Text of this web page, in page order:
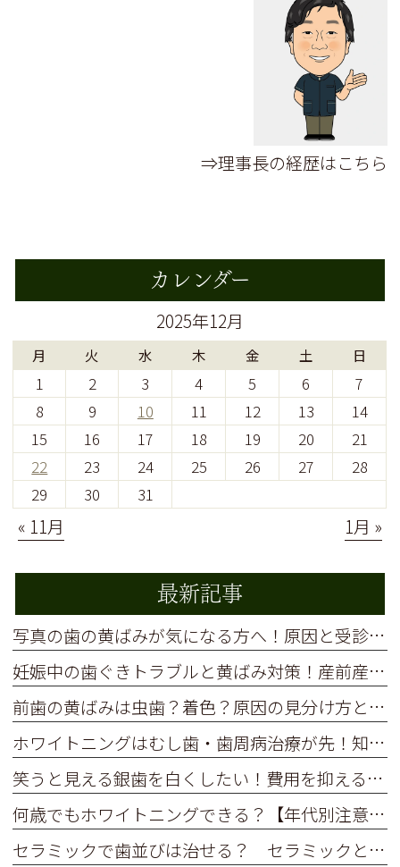
⇒理事長の経歴はこちら
カレンダー
2025年12月
月 火 水 木 金 土 日
1 2 3 4 5 6
7
8
9 10 11 12 13
14
15
16 17 18 19 20
21
22
23 24 25 26 27
28
29
30 31
« 11月 1月 »
最新記事
写真の歯の黄ばみが気になる方へ！原因と受診前の準備を解説
妊娠中の歯ぐきトラブルと黄ばみ対策！産前産後に受けるべき歯科ケア
前歯の黄ばみは虫歯？着色？原因の見分け方と安全な白い歯の作り方
ホワイトニングはむし歯・歯周病治療が先！知っておきたい正しい順番と理由
笑うと見える銀歯を白くしたい！費用を抑える保険治療と選択肢
何歳でもホワイトニングできる？【年代別注意点】
セラミックで歯並びは治せる？ セラミックと矯正、どっちがいい？